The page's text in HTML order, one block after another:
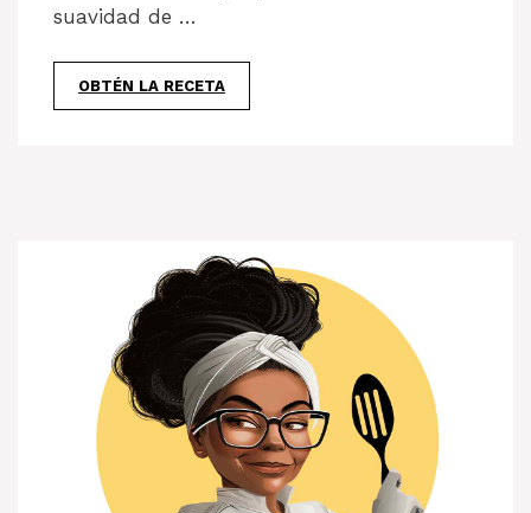
suavidad de …
OBTÉN LA RECETA